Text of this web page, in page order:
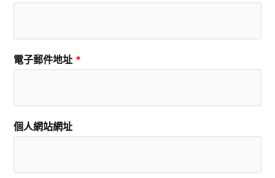
電子郵件地址 *
個人網站網址